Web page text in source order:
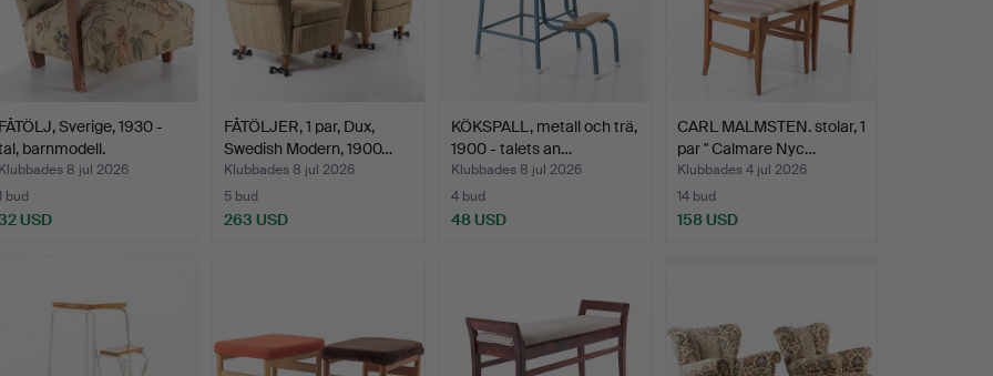
Sverige, 1930 -
barnmodell.
8 jul 2026
bud
USD
FÅTÖLJER, 1 par, Dux,
Swedish Modern, 1900…
Klubbades 8 jul 2026
5 bud
263 USD
KÖKSPALL, metall och trä,
1900 - talets an…
Klubbades 8 jul 2026
4 bud
48 USD
CARL MALMSTEN. stolar, 1
par " Calmare Nyc…
Klubbades 4 jul 2026
14 bud
158 USD